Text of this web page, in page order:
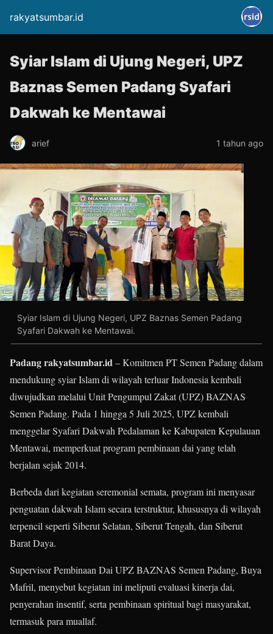
rakyatsumbar.id
Syiar Islam di Ujung Negeri, UPZ
Baznas Semen Padang Syafari
Dakwah ke Mentawai
arief 1 tahun ago
Syiar Islam di Ujung Negeri, UPZ Baznas Semen Padang
Syafari Dakwah ke Mentawai.
Padang rakyatsumbar.id– Komitmen PT Semen Padang dalam
mendukung syiar Islam di wilayah terluar Indonesia kembali
diwujudkan melalui Unit Pengumpul Zakat (UPZ) BAZNAS
Semen Padang. Pada 1 hingga 5 Juli 2025, UPZ kembali
menggelar Syafari Dakwah Pedalaman ke Kabupaten Kepulauan
Mentawai, memperkuat program pembinaan dai yang telah
berjalan sejak 2014.
Berbeda dari kegiatan seremonial semata, program ini menyasar
penguatan dakwah Islam secara terstruktur, khususnya di wilayah
terpencil seperti Siberut Selatan, Siberut Tengah, dan Siberut
Barat Daya.
Supervisor Pembinaan Dai UPZ BAZNAS Semen Padang, Buya
Mafril, menyebut kegiatan ini meliputi evaluasi kinerja dai,
penyerahan insentif, serta pembinaan spiritual bagi masyarakat,
termasuk para muallaf.